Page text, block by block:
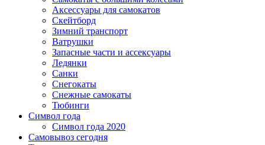
Аксессуары для самокатов
Скейтборд
Зимний транспорт
Ватрушки
Запасные части и ассексуары
Ледянки
Санки
Снегокаты
Снежные самокаты
Тюбинги
Символ года
Символ года 2020
Самовывоз сегодня